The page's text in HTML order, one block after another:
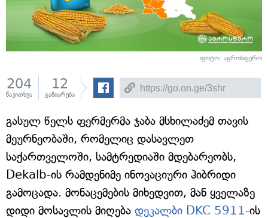
ფოტო: აგროსფერო
204
წაკითხვა
12
გაზიარება
გასულ წელს ფერმერმა ჯაბა მსხილაძემ თავის
მეურნეობაში, რომელიც დასავლეთ
საქართველოში, სამტრედიაში მდებარეობს,
Dekalb-ის რამდენიმე ინოვაციური ჰიბრიდი
გამოცადა. მონაცემების მიხედვით, მან ყველაზე
დიდი მოსავლის მიღება დეკალბი DKC 5911-ის